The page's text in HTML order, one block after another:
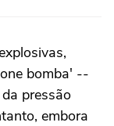
bomba' --
pressão
embora